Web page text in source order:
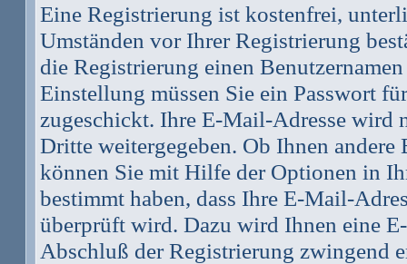
Eine Registrierung ist kostenfrei,
Umständen vor Ihrer Registrierung
die Registrierung einen
Einstellung müssen Sie ein Passwort
zugeschickt. Ihre E-Mail-Adresse wird
Dritte weitergegeben. Ob Ihnen
können Sie mit Hilfe der Optionen in
bestimmt haben, dass Ihre E-Mail-
überprüft wird. Dazu wird Ihnen eine
Abschluß der Registrierung zwingend